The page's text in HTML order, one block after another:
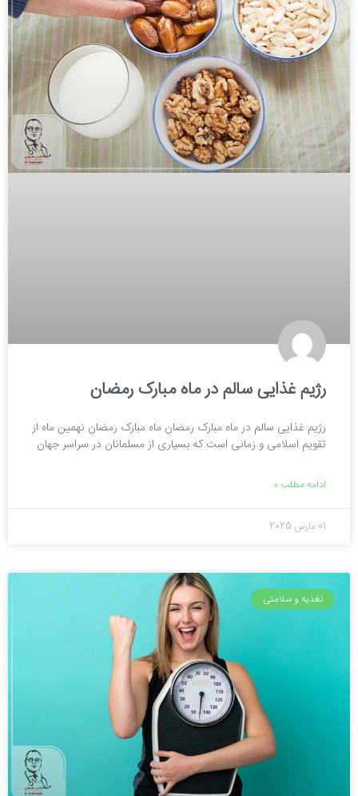
رژیم غذایی سالم در ماه مبارک رمضان
رژیم غذایی سالم در ماه مبارک رمضان ماه مبارک رمضان نهمین ماه از
تقویم اسلامی و زمانی است که بسیاری از مسلمانان در سراسر جهان
ادامه مطلب »
01 مارس 2025
تغذیه و سلامتی